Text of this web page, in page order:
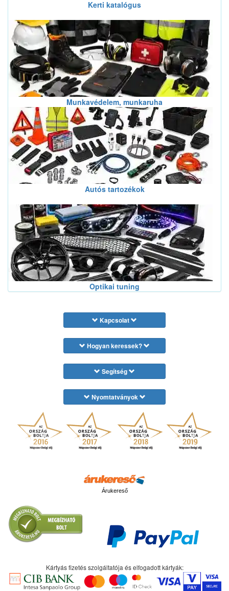
Kerti katalógus
Munkavédelem, munkaruha
Autós tartozékok
Optikai tuning
Kapcsolat
Hogyan keressek?
Segítség
Nyomtatványok
Árukereső
Kártyás fizetés szolgáltatója és elfogadott kártyák: